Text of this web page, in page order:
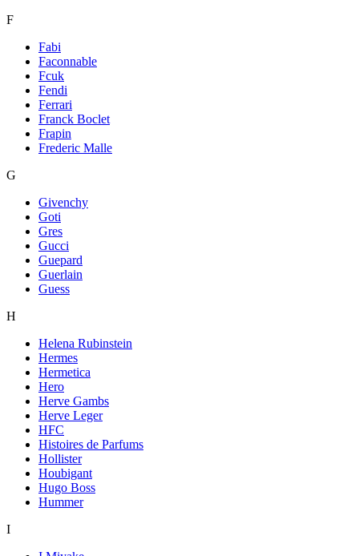
F
Fabi
Faconnable
Fcuk
Fendi
Ferrari
Franck Boclet
Frapin
Frederic Malle
G
Givenchy
Goti
Gres
Gucci
Guepard
Guerlain
Guess
H
Helena Rubinstein
Hermes
Hermetica
Hero
Herve Gambs
Herve Leger
HFC
Histoires de Parfums
Hollister
Houbigant
Hugo Boss
Hummer
I